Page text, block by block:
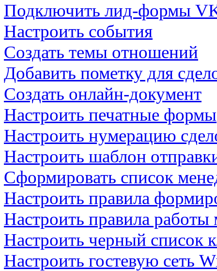
Подключить лид-формы
Настроить события
Создать темы отношений
Добавить пометку для
Создать онлайн-документ
Настроить печатные формы
Настроить нумерацию
Настроить шаблон
Сформировать список
Настроить правила
Настроить правила
Настроить черный список
Настроить гостевую сеть